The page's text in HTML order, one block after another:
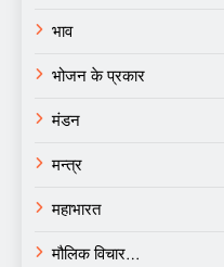
भाव
भोजन के प्रकार
मंडन
मन्त्र
महाभारत
मौलिक विचार…